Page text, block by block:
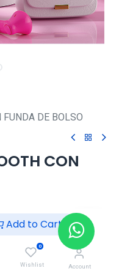
Add to Cart
0
Wishlist Account
DE BOLSO
CON
CHASE +507 6389-